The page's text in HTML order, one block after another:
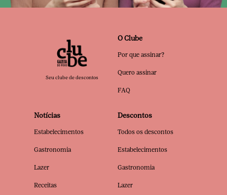
Seu clube de descontos
O Clube
Por que assinar?
Quero assinar
FAQ
Notícias
Estabelecimentos
Gastronomia
Lazer
Receitas
Descontos
Todos os descontos
Estabelecimentos
Gastronomia
Lazer